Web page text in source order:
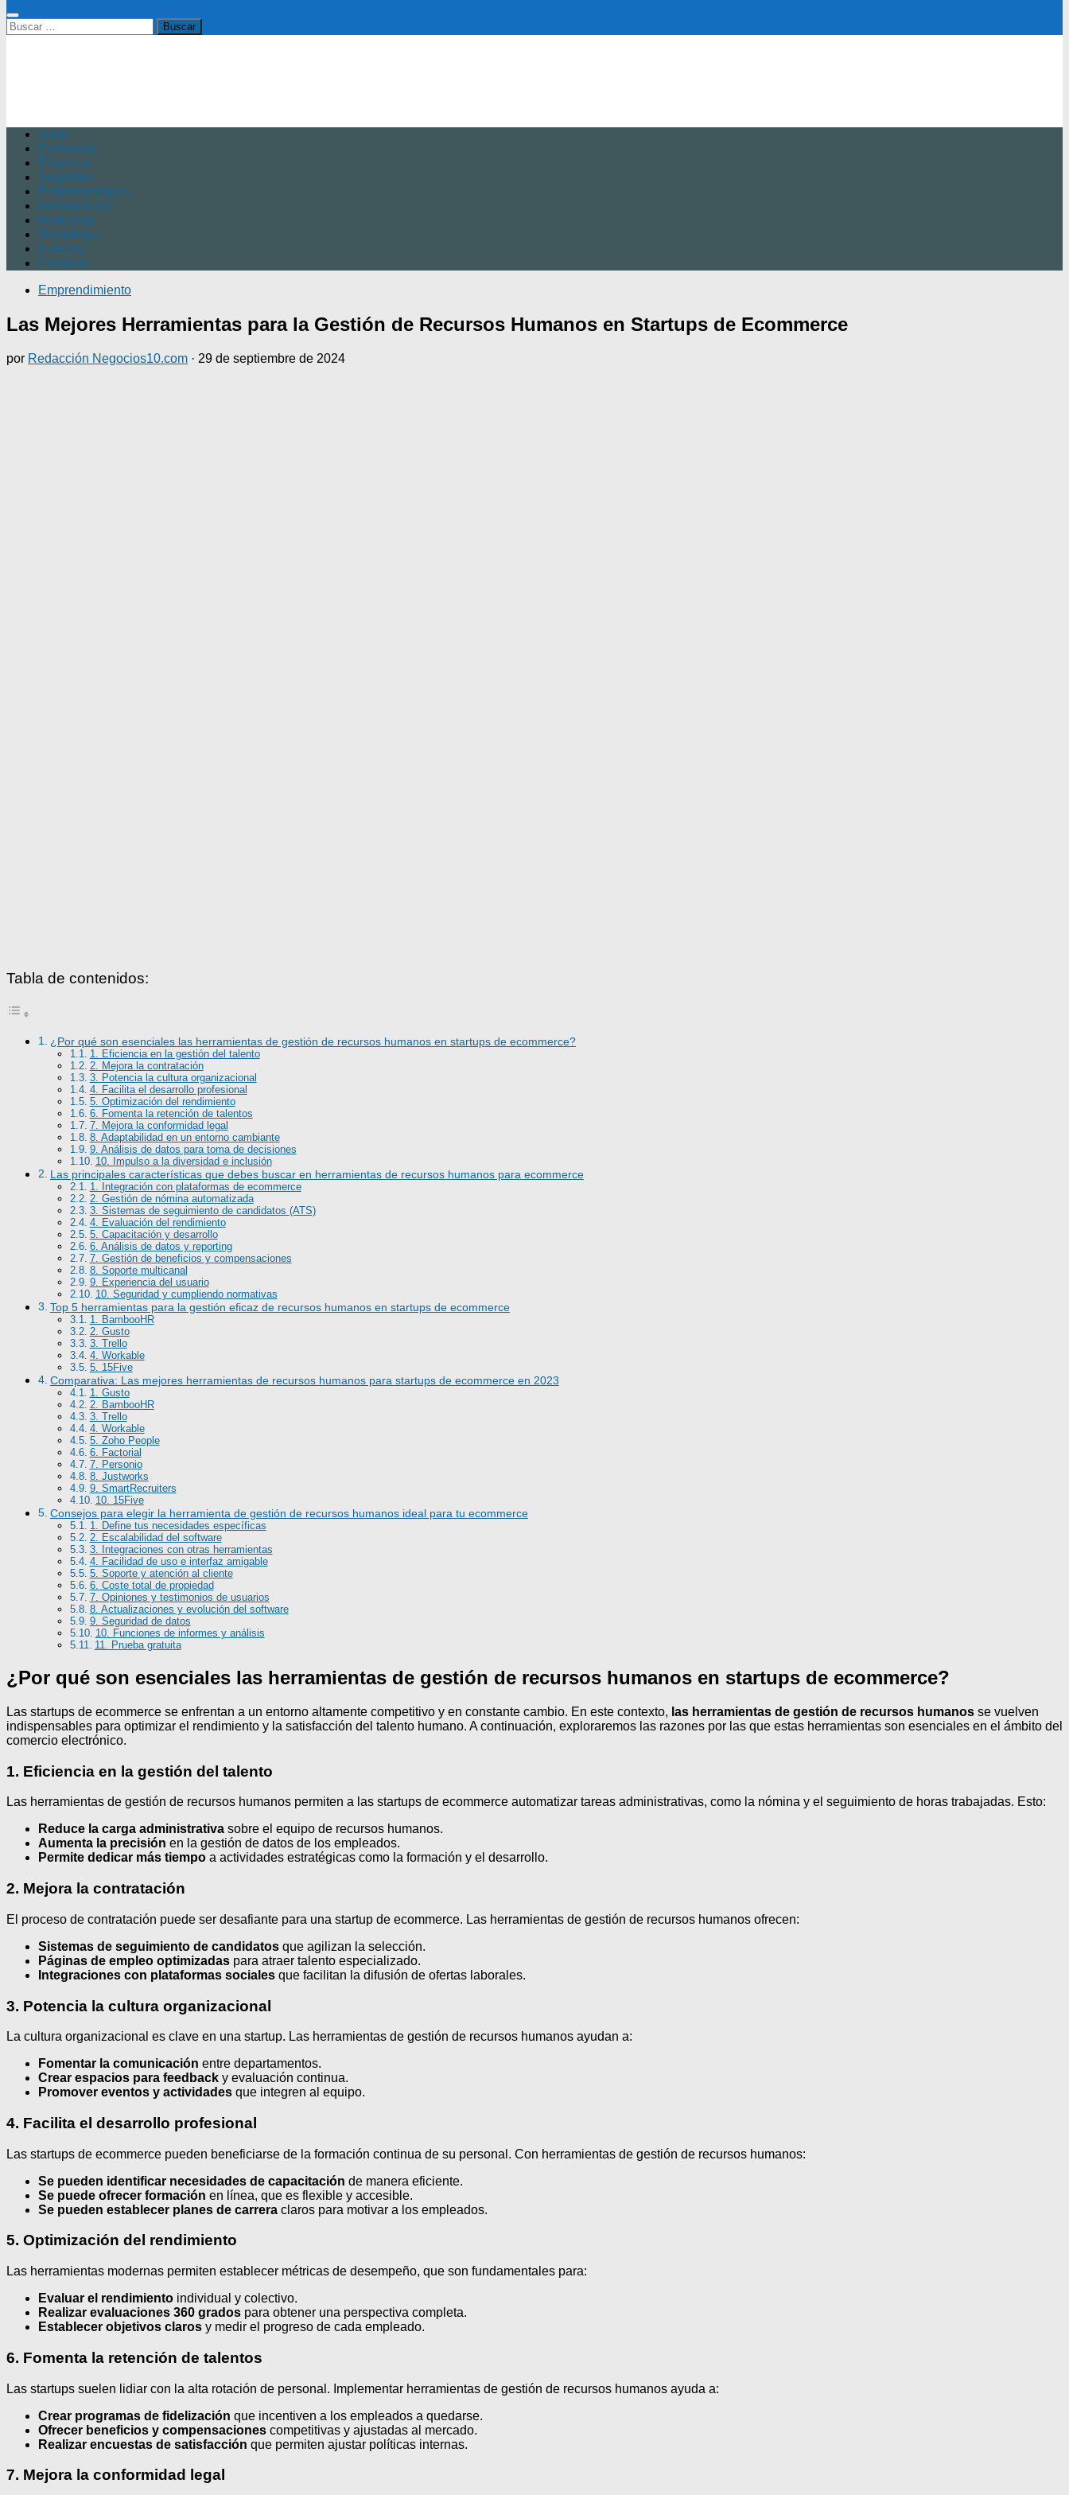
Buscar:
Inicio
Economía
Finanzas
Negocios
Emprendedores
Internacional
Marketing
Tecnología
Noticias
Contacto
Emprendimiento
Las Mejores Herramientas para la Gestión de Recursos Humanos en Startups de Ecommerce
por Redacción Negocios10.com · 29 de septiembre de 2024
Tabla de contenidos:
¿Por qué son esenciales las herramientas de gestión de recursos humanos en startups de ecommerce?
1. Eficiencia en la gestión del talento
2. Mejora la contratación
3. Potencia la cultura organizacional
4. Facilita el desarrollo profesional
5. Optimización del rendimiento
6. Fomenta la retención de talentos
7. Mejora la conformidad legal
8. Adaptabilidad en un entorno cambiante
9. Análisis de datos para toma de decisiones
10. Impulso a la diversidad e inclusión
Las principales características que debes buscar en herramientas de recursos humanos para ecommerce
1. Integración con plataformas de ecommerce
2. Gestión de nómina automatizada
3. Sistemas de seguimiento de candidatos (ATS)
4. Evaluación del rendimiento
5. Capacitación y desarrollo
6. Análisis de datos y reporting
7. Gestión de beneficios y compensaciones
8. Soporte multicanal
9. Experiencia del usuario
10. Seguridad y cumpliendo normativas
Top 5 herramientas para la gestión eficaz de recursos humanos en startups de ecommerce
1. BambooHR
2. Gusto
3. Trello
4. Workable
5. 15Five
Comparativa: Las mejores herramientas de recursos humanos para startups de ecommerce en 2023
1. Gusto
2. BambooHR
3. Trello
4. Workable
5. Zoho People
6. Factorial
7. Personio
8. Justworks
9. SmartRecruiters
10. 15Five
Consejos para elegir la herramienta de gestión de recursos humanos ideal para tu ecommerce
1. Define tus necesidades específicas
2. Escalabilidad del software
3. Integraciones con otras herramientas
4. Facilidad de uso e interfaz amigable
5. Soporte y atención al cliente
6. Coste total de propiedad
7. Opiniones y testimonios de usuarios
8. Actualizaciones y evolución del software
9. Seguridad de datos
10. Funciones de informes y análisis
11. Prueba gratuita
¿Por qué son esenciales las herramientas de gestión de recursos humanos en startups de ecommerce?
Las startups de ecommerce se enfrentan a un entorno altamente competitivo y en constante cambio. En este contexto, las herramientas de gestión de recursos humanos se vuelven
indispensables para optimizar el rendimiento y la satisfacción del talento humano. A continuación, exploraremos las razones por las que estas herramientas son esenciales en el ámbito del
comercio electrónico.
1. Eficiencia en la gestión del talento
Las herramientas de gestión de recursos humanos permiten a las startups de ecommerce automatizar tareas administrativas, como la nómina y el seguimiento de horas trabajadas. Esto:
Reduce la carga administrativa sobre el equipo de recursos humanos.
Aumenta la precisión en la gestión de datos de los empleados.
Permite dedicar más tiempo a actividades estratégicas como la formación y el desarrollo.
2. Mejora la contratación
El proceso de contratación puede ser desafiante para una startup de ecommerce. Las herramientas de gestión de recursos humanos ofrecen:
Sistemas de seguimiento de candidatos que agilizan la selección.
Páginas de empleo optimizadas para atraer talento especializado.
Integraciones con plataformas sociales que facilitan la difusión de ofertas laborales.
3. Potencia la cultura organizacional
La cultura organizacional es clave en una startup. Las herramientas de gestión de recursos humanos ayudan a:
Fomentar la comunicación entre departamentos.
Crear espacios para feedback y evaluación continua.
Promover eventos y actividades que integren al equipo.
4. Facilita el desarrollo profesional
Las startups de ecommerce pueden beneficiarse de la formación continua de su personal. Con herramientas de gestión de recursos humanos:
Se pueden identificar necesidades de capacitación de manera eficiente.
Se puede ofrecer formación en línea, que es flexible y accesible.
Se pueden establecer planes de carrera claros para motivar a los empleados.
5. Optimización del rendimiento
Las herramientas modernas permiten establecer métricas de desempeño, que son fundamentales para:
Evaluar el rendimiento individual y colectivo.
Realizar evaluaciones 360 grados para obtener una perspectiva completa.
Establecer objetivos claros y medir el progreso de cada empleado.
6. Fomenta la retención de talentos
Las startups suelen lidiar con la alta rotación de personal. Implementar herramientas de gestión de recursos humanos ayuda a:
Crear programas de fidelización que incentiven a los empleados a quedarse.
Ofrecer beneficios y compensaciones competitivas y ajustadas al mercado.
Realizar encuestas de satisfacción que permiten ajustar políticas internas.
7. Mejora la conformidad legal